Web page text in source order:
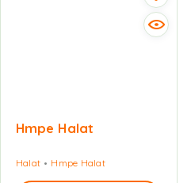
Hmpe Halat
Halat Hmpe Halat